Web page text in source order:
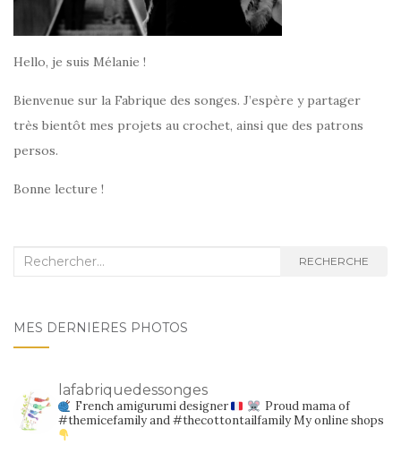
Hello, je suis Mélanie !
Bienvenue sur la Fabrique des songes. J’espère y partager
très bientôt mes projets au crochet, ainsi que des patrons
persos.
Bonne lecture !
Recherche
RECHERCHE
MES DERNIÈRES PHOTOS
lafabriquedessonges
French amigurumi designer
Proud mama of
#themicefamily and #thecottontailfamilyMy online shops